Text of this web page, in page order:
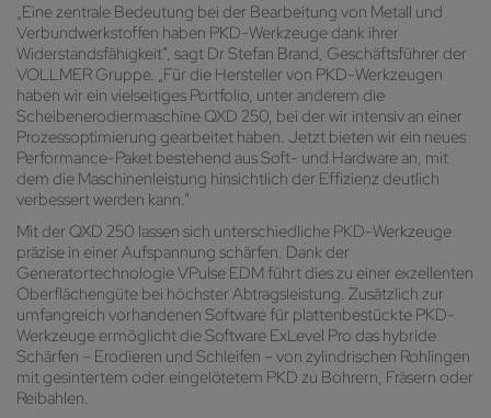
„Eine zentrale Bedeutung bei der Bearbeitung von Metall und
Verbundwerkstoffen haben PKD-Werkzeuge dank ihrer
Widerstandsfähigkeit“, sagt Dr Stefan Brand, Geschäftsführer der
VOLLMER Gruppe. „Für die Hersteller von PKD-Werkzeugen
haben wir ein vielseitiges Portfolio, unter anderem die
Scheibenerodiermaschine QXD 250, bei der wir intensiv an einer
Prozessoptimierung gearbeitet haben. Jetzt bieten wir ein neues
Performance-Paket bestehend aus Soft- und Hardware an, mit
dem die Maschinenleistung hinsichtlich der Effizienz deutlich
verbessert werden kann.“
Mit der QXD 250 lassen sich unterschiedliche PKD-Werkzeuge
präzise in einer Aufspannung schärfen. Dank der
Generatortechnologie VPulse EDM führt dies zu einer exzellenten
Oberflächengüte bei höchster Abtragsleistung. Zusätzlich zur
umfangreich vorhandenen Software für plattenbestückte PKD-
Werkzeuge ermöglicht die Software ExLevel Pro das hybride
Schärfen – Erodieren und Schleifen – von zylindrischen Rohlingen
mit gesintertem oder eingelötetem PKD zu Bohrern, Fräsern oder
Reibahlen.